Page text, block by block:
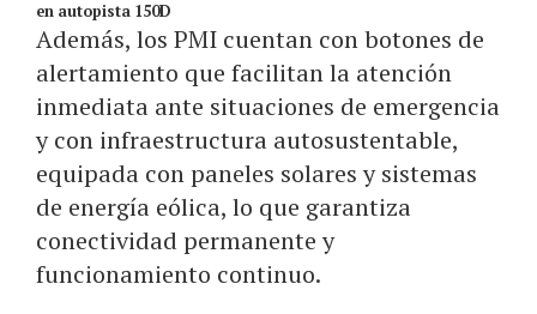
en autopista 150D
Además, los PMI cuentan con botones de
alertamiento que facilitan la atención
inmediata ante situaciones de emergencia
y con infraestructura autosustentable,
equipada con paneles solares y sistemas
de energía eólica, lo que garantiza
conectividad permanente y
funcionamiento continuo.